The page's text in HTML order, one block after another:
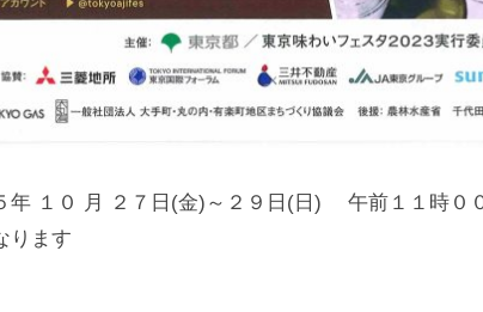
年 １０ 月 ２７日(金)～２９日(日) 午前１１時
ります